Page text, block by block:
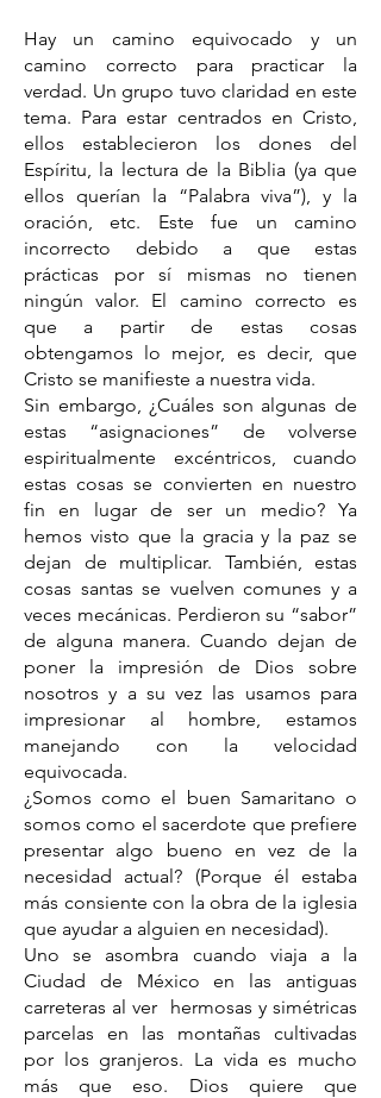
Hay un camino equivocado y un
camino correcto para practicar la
verdad. Un grupo tuvo claridad en este
tema. Para estar centrados en Cristo,
ellos establecieron los dones del
Espíritu, la lectura de la Biblia (ya que
ellos querían la “Palabra viva”), y la
oración, etc. Este fue un camino
incorrecto debido a que estas
prácticas por sí mismas no tienen
ningún valor. El camino correcto es
que a partir de estas cosas
obtengamos lo mejor, es decir, que
Cristo se manifieste a nuestra vida.
Sin embargo, ¿Cuáles son algunas de
estas “asignaciones” de volverse
espiritualmente excéntricos, cuando
estas cosas se convierten en nuestro
fin en lugar de ser un medio? Ya
hemos visto que la gracia y la paz se
dejan de multiplicar. También, estas
cosas santas se vuelven comunes y a
veces mecánicas. Perdieron su “sabor”
de alguna manera. Cuando dejan de
poner la impresión de Dios sobre
nosotros y a su vez las usamos para
impresionar al hombre, estamos
manejando con la velocidad
equivocada.
¿Somos como el buen Samaritano o
somos como el sacerdote que prefiere
presentar algo bueno en vez de la
necesidad actual? (Porque él estaba
más consiente con la obra de la iglesia
que ayudar a alguien en necesidad).
Uno se asombra cuando viaja a la
Ciudad de México en las antiguas
carreteras al ver hermosas y simétricas
parcelas en las montañas cultivadas
por los granjeros. La vida es mucho
más que eso. Dios quiere que